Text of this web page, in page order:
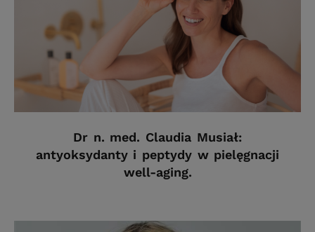
Dr n. med. Claudia Musiał:
antyoksydanty i peptydy w pielęgnacji
well-aging.